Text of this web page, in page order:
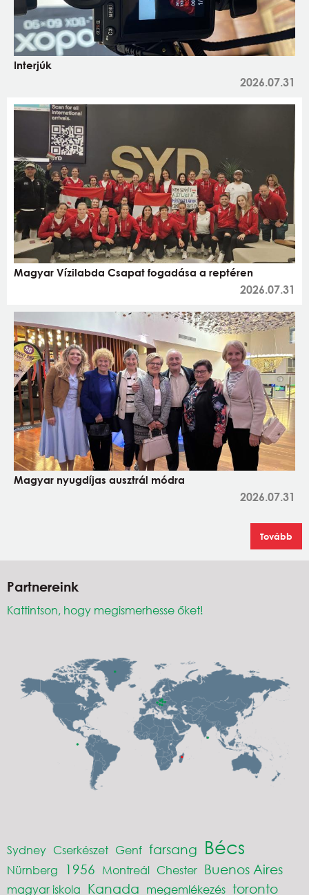
Interjúk
2026.07.31
Magyar Vízilabda Csapat fogadása a reptéren
2026.07.31
Magyar nyugdíjas ausztrál módra
2026.07.31
Tovább
Partnereink
Kattintson, hogy megismerhesse őket!
Sydney Cserkészet Genf farsang Bécs
Nürnberg 1956 Montreál Chester Buenos Aires
magyar iskola Kanada megemlékezés toronto